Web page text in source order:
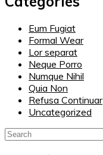
Eum Fugiat
Formal Wear
Lor separat
Neque Porro
Numque Nihil
Quia Non
Refusa Continuar
Uncategorized
Search
for: